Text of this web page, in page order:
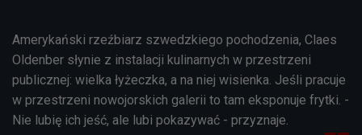
Amerykański rzeźbiarz szwedzkiego pochodzenia, Claes
Oldenber słynie z instalacji kulinarnych w przestrzeni
publicznej: wielka łyżeczka, a na niej wisienka. Jeśli pracuje
w przestrzeni nowojorskich galerii to tam eksponuje frytki. -
Nie lubię ich jeść, ale lubi pokazywać - przyznaje.